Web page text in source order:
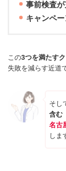
事前検査
キャンペ
この3つを満たす
失敗を減らす近道
そし
含む
名古
しま